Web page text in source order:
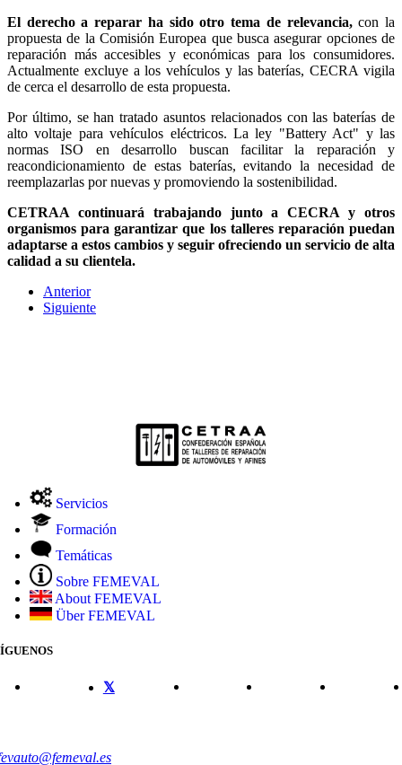
El derecho a reparar ha sido otro tema de relevancia,con la
propuesta de la Comisión Europea que busca asegurar opciones de
reparación más accesibles y económicas para los consumidores.
Actualmente excluye a los vehículos y las baterías, CECRA vigila
de cerca el desarrollo de esta propuesta.
Por último, se han tratado asuntos relacionados con las baterías de
alto voltaje para vehículos eléctricos. La ley "Battery Act" y las
normas ISO en desarrollo buscan facilitar la reparación y
reacondicionamiento de estas baterías, evitando la necesidad de
reemplazarlas por nuevas y promoviendo la sostenibilidad.
CETRAA continuará trabajando junto a CECRA y otros
organismos para garantizar que los talleres reparación puedan
adaptarse a estos cambios y seguir ofreciendo un servicio de alta
calidad a su clientela.
Anterior
Siguiente
Servicios
Formación
Temáticas
Sobre FEMEVAL
About FEMEVAL
Über FEMEVAL